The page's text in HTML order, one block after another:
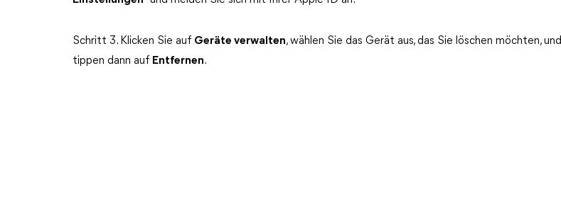
Schritt 3. Klicken Sie auf Geräte verwalten, wählen Sie das Gerät aus, das Sie löschen möchten, und
tippen dann auf Entfernen.